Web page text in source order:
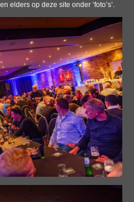
elders op deze site onder ‘foto’s’.